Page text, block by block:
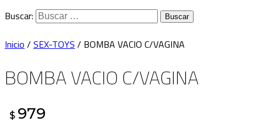
Buscar:
Inicio / SEX-TOYS / BOMBA VACIO C/VAGINA
BOMBA VACIO C/VAGINA
$ 979